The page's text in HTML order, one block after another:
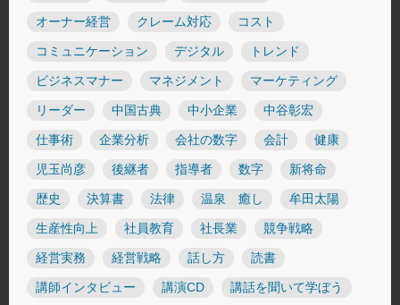
オーナー経営 クレーム対応 コスト
コミュニケーション デジタル トレンド
ビジネスマナー マネジメント マーケティング
リーダー 中国古典 中小企業 中谷彰宏
仕事術 企業分析 会社の数字 会計 健康
児玉尚彦 後継者 指導者 数字 新将命
歴史 決算書 法律 温泉 癒し 牟田太陽
生産性向上 社員教育 社長業 競争戦略
経営実務 経営戦略 話し方 読書
講師インタビュー 講演CD 講話を聞いて学ぼう